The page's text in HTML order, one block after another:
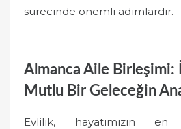
sürecinde önemli adımlardır.
Almanca Aile Birleşimi:
Mutlu Bir Geleceğin
Evlilik, hayatımızın